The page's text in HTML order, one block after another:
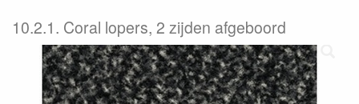
10.2.1. Coral lopers, 2 zijden afgeboord